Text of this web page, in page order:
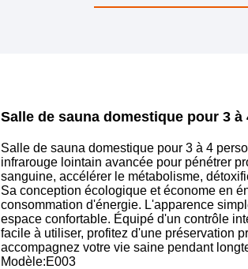
Salle de sauna domestique pour 3 à
Salle de sauna domestique pour 3 à 4
infrarouge lointain avancée pour pénétrer
sanguine, accélérer le métabolisme,
Sa conception écologique et économe en
consommation d'énergie. L'apparence
espace confortable. Équipé d'un contrôle
facile à utiliser, profitez d'une préservation
accompagnez votre vie saine pendant
Modèle:E003